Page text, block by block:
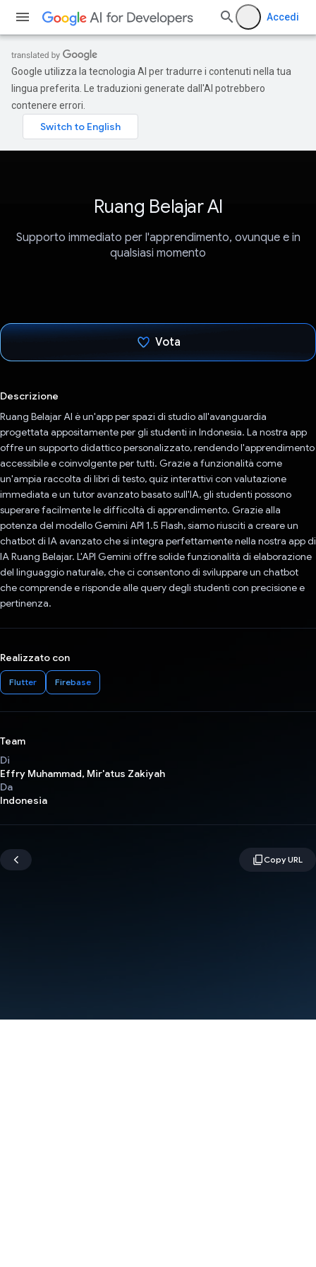
Accedi
Google utilizza la tecnologia AI per tradurre i contenuti nella tua
lingua preferita. Le traduzioni generate dall'AI potrebbero
contenere errori.
Ruang Belajar AI
Supporto immediato per l'apprendimento, ovunque e in
qualsiasi momento
Vota
Descrizione
Ruang Belajar AI è un'app per spazi di studio all'avanguardia
progettata appositamente per gli studenti in Indonesia. La nostra app
offre un supporto didattico personalizzato, rendendo l'apprendimento
accessibile e coinvolgente per tutti. Grazie a funzionalità come
un'ampia raccolta di libri di testo, quiz interattivi con valutazione
immediata e un tutor avanzato basato sull'IA, gli studenti possono
superare facilmente le difficoltà di apprendimento. Grazie alla
potenza del modello Gemini API 1.5 Flash, siamo riusciti a creare un
chatbot di IA avanzato che si integra perfettamente nella nostra app di
IA Ruang Belajar. L'API Gemini offre solide funzionalità di elaborazione
del linguaggio naturale, che ci consentono di sviluppare un chatbot
che comprende e risponde alle query degli studenti con precisione e
pertinenza.
Realizzato con
Flutter Firebase
Team
Di
Effry Muhammad, Mir'atus Zakiyah
Da
Indonesia